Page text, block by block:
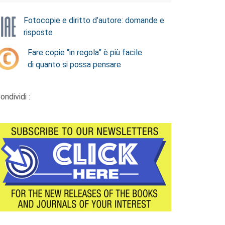
Fotocopie e diritto d’autore: domande e
risposte
Fare copie “in regola” è più facile
di quanto si possa pensare
: